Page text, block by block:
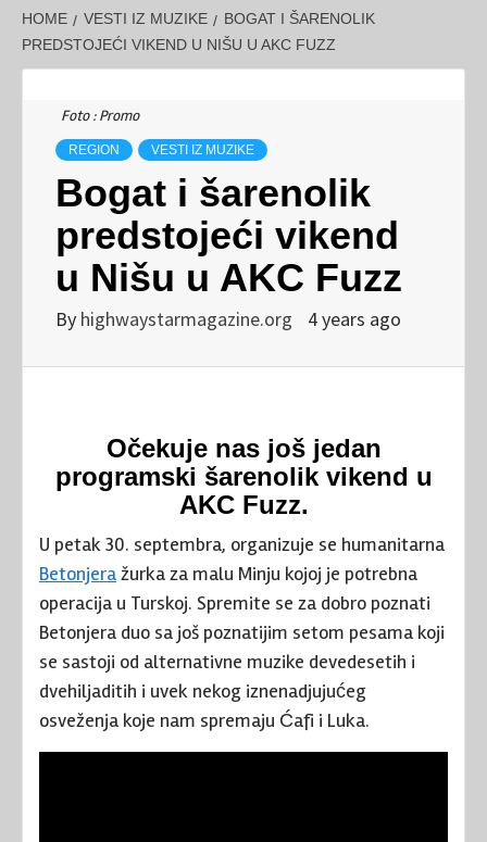
HOME VESTI IZ MUZIKE
BOGAT I ŠARENOLIK
PREDSTOJEĆI VIKEND U NIŠU U AKC FUZZ
Foto : Promo
REGION VESTI IZ MUZIKE
Bogat i šarenolik
predstojeći vikend
u Nišu u AKC Fuzz
By highwaystarmagazine.org 4 years ago
Očekuje nas još jedan
programski šarenolik vikend u
AKC Fuzz.
U petak 30. septembra, organizuje se humanitarna
Betonjeražurka za malu Minju kojoj je potrebna
operacija u Turskoj. Spremite se za dobro poznati
Betonjera duo sa još poznatijim setom pesama koji
se sastoji od alternativne muzike devedesetih i
dvehiljaditih i uvek nekog iznenadjujućeg
osveženja koje nam spremaju Ćafi i Luka.